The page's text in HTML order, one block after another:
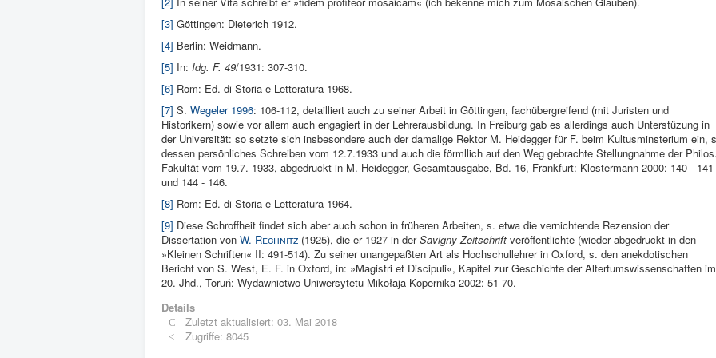
[3] Göttingen: Dieterich 1912.
[4] Berlin: Weidmann.
[5] In: Idg. F. 49/1931: 307-310.
[6] Rom: Ed. di Storia e Letteratura 1968.
[7] S. Wegeler 1996: 106-112, detailliert auch zu seiner Arbeit in Göttingen, fachübergreifend (mit Juristen und
Historikern) sowie vor allem auch engagiert in der Lehrerausbildung. In Freiburg gab es allerdings auch Unterstüzung in
der Universität: so setzte sich insbesondere auch der damalige Rektor M. Heidegger für F. beim Kultusminsterium ein,
dessen persönliches Schreiben vom 12.7.1933 und auch die förmllich auf den Weg gebrachte Stellungnahme der
Fakultät vom 19.7. 1933, abgedruckt in M. Heidegger, Gesamtausgabe, Bd. 16, Frankfurt: Klostermann 2000: 140 - 141
und 144 - 146.
[8] Rom: Ed. di Storia e Letteratura 1964.
[9] Diese Schroffheit findet sich aber auch schon in früheren Ar­beiten, s. etwa die ver­nichtende Re­zension der
Dissertation von W. Rechnitz (1925), die er 1927 in derSavigny-Zeit­schrift veröf­fentlichte (wieder abgedruckt in den
»Kleinen Schriften« II: 491-514). Zu seiner unangepaßten Art als Hochschullehrer in Oxford, s. den anekdotischen
Bericht von S. West, E. F. in Oxford, in: »Magistri et Discipuli«, Kapitel zur Geschichte der Altertumswissenschaften im
20. Jhd., Toruń: Wydawnictwo Uniwersytetu Mikołaja Kopernika 2002: 51-70.
Details
Zuletzt aktualisiert: 03. Mai 2018
Zugriffe: 8045